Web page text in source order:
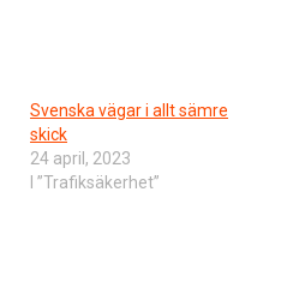
Svenska vägar i allt sämre
skick
24 april, 2023
I ”Trafiksäkerhet”